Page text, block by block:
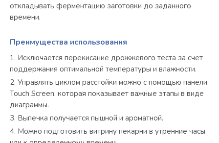
откладывать ферментацию заготовки до заданного
времени.
Преимущества использования
Исключается перекисание дрожжевого теста за счет
поддержания оптимальной температуры и влажности.
Управлять циклом расстойки можно с помощью панели
Touch Screen, которая показывает важные этапы в виде
диаграммы.
Выпечка получается пышной и ароматной.
Можно подготовить витрину пекарни в утренние часы